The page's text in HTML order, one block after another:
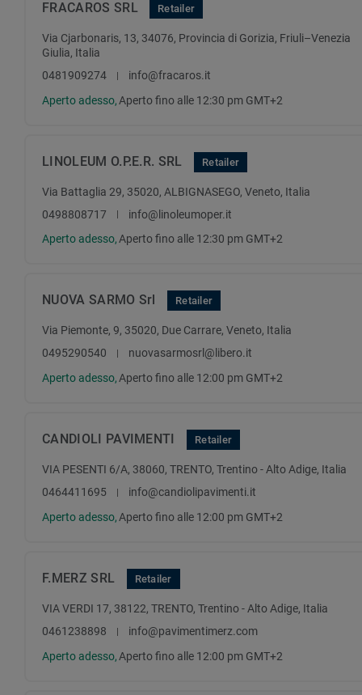
FRACAROS SRL Retailer
Via Cjarbonaris, 13, 34076, Provincia di Gorizia, Friuli–Venezia
Giulia, Italia
0481909274
info@fracaros.it
Aperto adesso, Aperto fino alle 12:30 pm GMT+2
LINOLEUM O.P.E.R. SRL Retailer
Via Battaglia 29, 35020, ALBIGNASEGO, Veneto, Italia
0498808717
info@linoleumoper.it
Aperto adesso,Aperto fino alle 12:30 pm GMT+2
NUOVA SARMO Srl Retailer
Via Piemonte, 9, 35020, Due Carrare, Veneto, Italia
0495290540
nuovasarmosrl@libero.it
Aperto adesso, Aperto fino alle 12:00 pm GMT+2
CANDIOLI PAVIMENTI Retailer
VIA PESENTI 6/A, 38060, TRENTO, Trentino - Alto Adige, Italia
0464411695
info@candiolipavimenti.it
Aperto adesso, Aperto fino alle 12:00 pm GMT+2
F.MERZ SRL Retailer
VIA VERDI 17, 38122, TRENTO, Trentino - Alto Adige, Italia
0461238898
info@pavimentimerz.com
Aperto adesso, Aperto fino alle 12:00 pm GMT+2